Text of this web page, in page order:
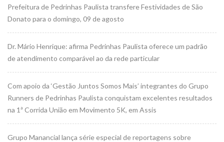
Prefeitura de Pedrinhas Paulista transfere Festividades de São
Donato para o domingo, 09 de agosto
Dr. Mário Henrique: afirma Pedrinhas Paulista oferece um padrão
de atendimento comparável ao da rede particular
Com apoio da ‘Gestão Juntos Somos Mais’ integrantes do Grupo
Runners de Pedrinhas Paulista conquistam excelentes resultados
na 1ª Corrida União em Movimento 5K, em Assis
Grupo Manancial lança série especial de reportagens sobre